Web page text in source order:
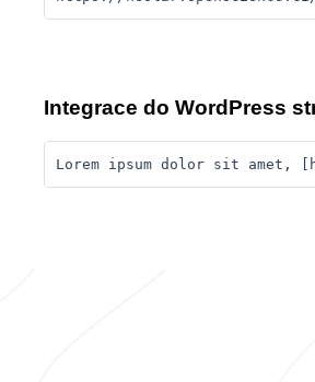
Integrace do WordPress
Lorem ipsum dolor sit